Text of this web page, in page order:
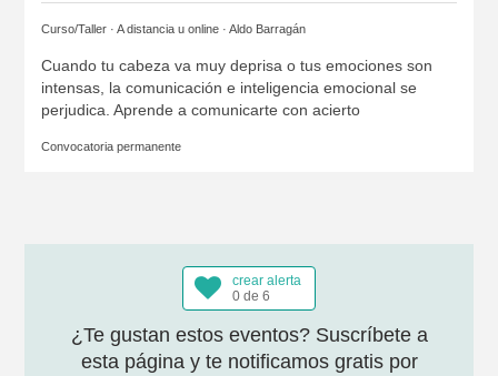
Curso/Taller · A distancia u online · Aldo Barragán
Cuando tu cabeza va muy deprisa o tus emociones son
intensas, la comunicación e inteligencia emocional se
perjudica. Aprende a comunicarte con acierto
Convocatoria permanente
crear alerta
0 de 6
¿Te gustan estos eventos? Suscríbete a
esta página y te notificamos gratis por